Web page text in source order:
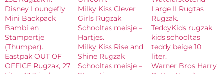
Disney Loungefly
Mini Backpack
Bambi en
Stampertje
(Thumper).
Eastpak OUT OF
OFFICE Rugzak, 27
Milky Kiss Clever
Girls Rugzak
Schooltas meisje –
Hartjes.
Milky Kiss Rise and
Shine Rugzak
Schooltas meisje –
Large II Rugtas
Rugzak.
TeddyKids rugzak
kids schooltas
teddy beige 10
liter.
Warner Bros Harry